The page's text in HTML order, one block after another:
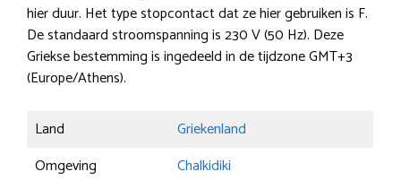
hier duur. Het type stopcontact dat ze hier gebruiken is F.
De standaard stroomspanning is 230 V (50 Hz). Deze
Griekse bestemming is ingedeeld in de tijdzone GMT+3
(Europe/Athens).
Land
Griekenland
Omgeving
Chalkidiki